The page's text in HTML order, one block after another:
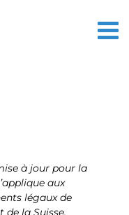
à jour pour la
aux
légaux de
de la Suisse.